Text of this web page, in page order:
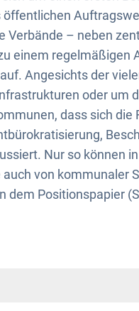
Verbände – neben
einem regelmäßigen
Angesichts der
oder um
dass sich die
Nur so können
von kommunaler
dem Positionspapier